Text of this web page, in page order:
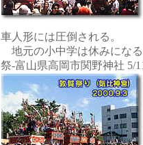
車人形には圧倒される。
地元の小中学は休みにな
祭-富山県高岡市関野神社 5/